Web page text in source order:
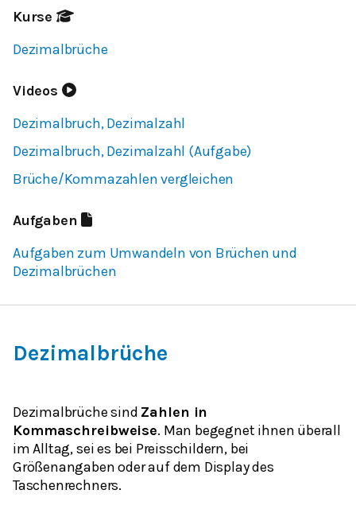
Kurse
Dezimalbrüche
Videos
Dezimalbruch, Dezimalzahl
Dezimalbruch, Dezimalzahl (Aufgabe)
Brüche/Kommazahlen vergleichen
Aufgaben
Aufgaben zum Umwandeln von Brüchen und
Dezimalbrüchen
Dezimalbrüche
Dezimalbrüche sind Zahlen in
Kommaschreibweise. Man begegnet ihnen überall
im Alltag, sei es bei Preisschildern, bei
Größenangaben oder auf dem Display des
Taschenrechners.